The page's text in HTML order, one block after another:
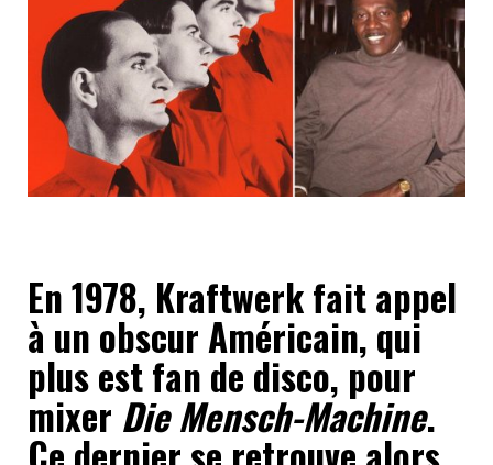
En 1978, Kraftwerk fait appel
à un obscur Américain, qui
plus est fan de disco, pour
mixer Die Mensch-Machine.